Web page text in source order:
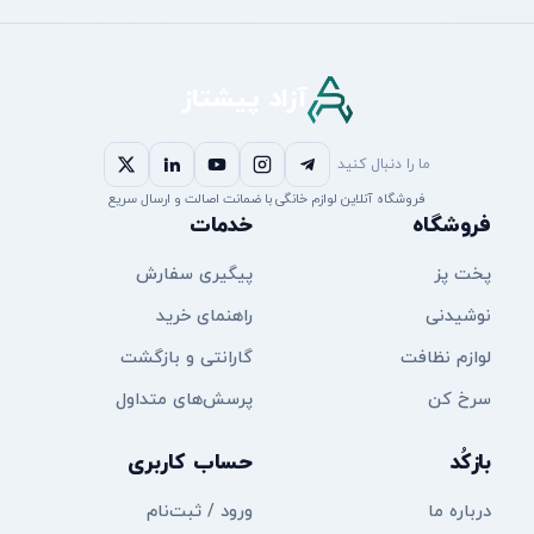
ما را دنبال کنید
فروشگاه آنلاین لوازم خانگی با ضمانت اصالت و ارسال سریع
فروشگاه
پخت پز
نوشیدنی
لوازم نظافت
سرخ کن
خدمات
پیگیری سفارش
راهنمای خرید
گارانتی و بازگشت
پرسش‌های متداول
بازکُد
درباره ما
حساب کاربری
ورود / ثبت‌نام